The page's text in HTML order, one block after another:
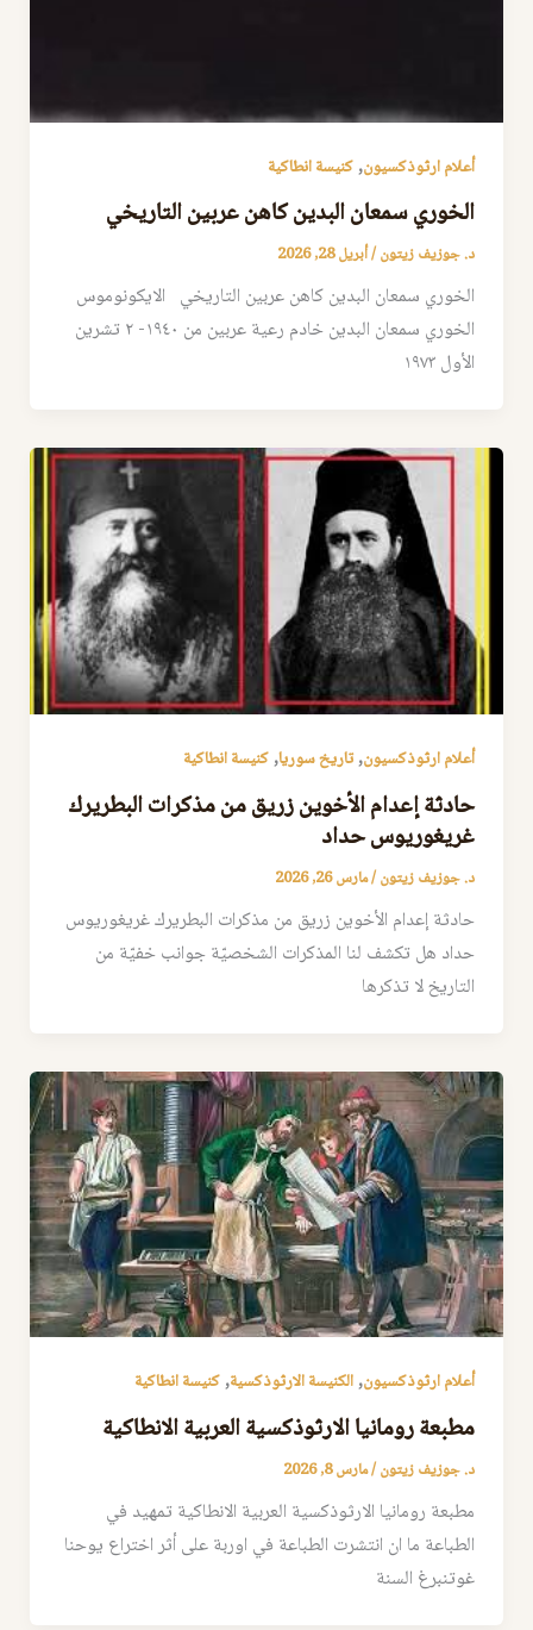
أعلام ارثوذكسيون,كنيسة انطاكية
الخوري سمعان البدين كاهن عربين التاريخي
د. جوزيف زيتون/أبريل 28, 2026
الخوري سمعان البدين كاهن عربين التاريخي الايكونوموس
الخوري سمعان البدين خادم رعية عربين من ١٩٤٠- ٢ تشرين
الأول ١٩٧٣
أعلام ارثوذكسيون,تاريخ سوريا,كنيسة انطاكية
حادثة إعدام الأخوين زريق من مذكرات البطريرك
غريغوريوس حداد
د. جوزيف زيتون/مارس 26, 2026
حادثة إعدام الأخوين زريق من مذكرات البطريرك غريغوريوس
حداد هل تكشف لنا المذكرات الشخصيّة جوانب خفيّة من
التاريخ لا تذكرها
أعلام ارثوذكسيون,الكنيسة الارثوذكسية,كنيسة انطاكية
مطبعة رومانيا الارثوذكسية العربية الانطاكية
د. جوزيف زيتون/مارس 8, 2026
مطبعة رومانيا الارثوذكسية العربية الانطاكية تمهيد في
الطباعة ما ان انتشرت الطباعة في اوربة على أثر اختراع يوحنا
غوتنبرغ السنة